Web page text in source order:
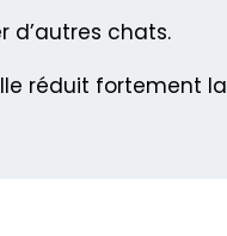
d’autres chats.
réduit fortement la